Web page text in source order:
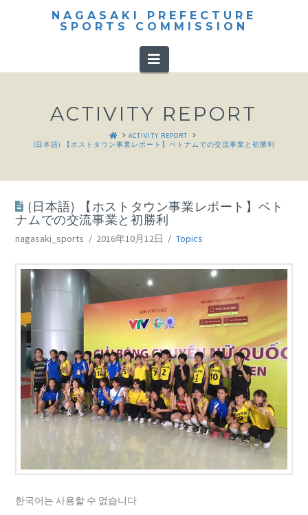
NAGASAKI PREFECTURE
SPORTS COMMISSION
Navigation
ACTIVITY REPORT
HOMEACTIVITY REPORT
(日本語) 【ホストタウン事業レポート】ベトナムでの交流事業と初勝利
(日本語) 【ホストタウン事業レポート】ベト
ナムでの交流事業と初勝利
nagasaki_sports 2016年10月12日 Topics
한국어는 사용할 수 없습니다